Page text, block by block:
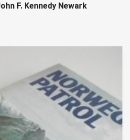
F. Kennedy Newark